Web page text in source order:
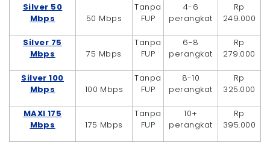
Silver 50
Mbps
50 Mbps
Tanpa
FUP
4-6
perangkat
Rp
249.000
Silver 75
Mbps
75 Mbps
Tanpa
FUP
6-8
perangkat
Rp
279.000
Silver 100
Mbps
100 Mbps
Tanpa
FUP
8-10
perangkat
Rp
325.000
MAXI 175
Mbps
175 Mbps
Tanpa
FUP
10+
perangkat
Rp
395.000